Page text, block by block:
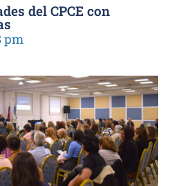
del CPCE con
pm